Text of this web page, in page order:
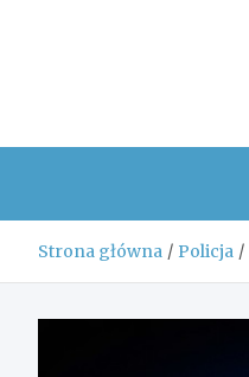
Strona główna Policja